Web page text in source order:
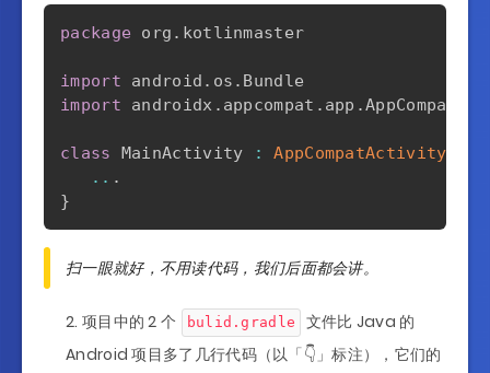
package org . kotlinmaster
import android . os .
import androidx . appcompat . app .
class MainActivity : AppCompatActivity
.. .
}
扫一眼就好，不用读代码，我们后面都会讲。
项目中的 2 个 bulid.gradle
文件比 Java 的
Android 项目多了几行代码（以「👇」标注），它们的